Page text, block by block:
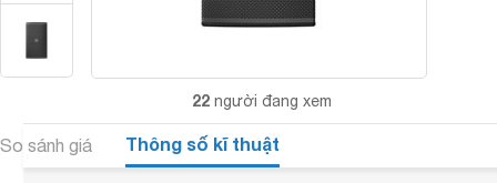
22 người đang xem
So sánh giá Thông số kĩ thuật